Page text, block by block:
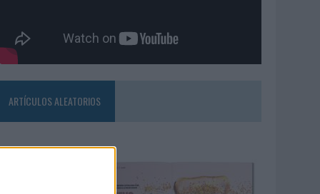
ARTÍCULOS ALEATORIOS